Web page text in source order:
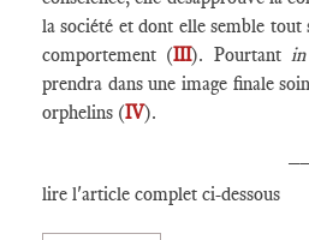
la société et dont elle semble tout
comportement (III). Pourtant
prendra dans une image finale
orphelins (IV).
lire l'article complet ci-dessous